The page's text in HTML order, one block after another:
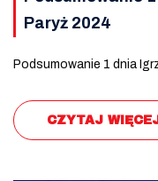
Paryż 2024
Podsumowanie 1 dnia
CZYTAJ